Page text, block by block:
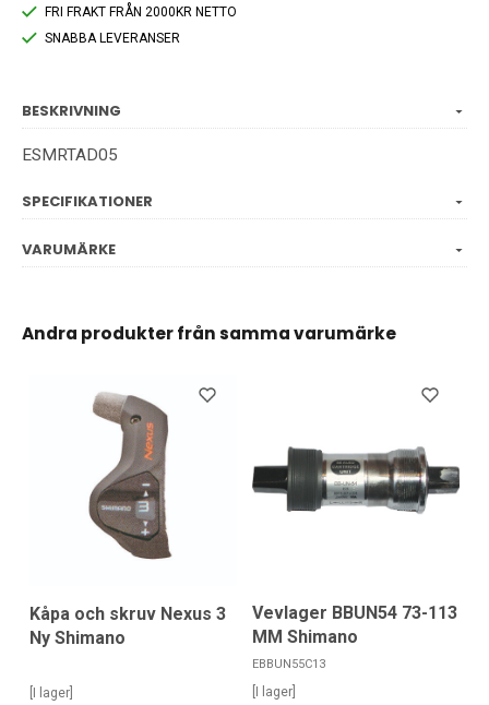
FRI FRAKT FRÅN 2000KR NETTO
SNABBA LEVERANSER
BESKRIVNING
ESMRTAD05
SPECIFIKATIONER
VARUMÄRKE
Andra produkter från samma varumärke
Kåpa och skruv Nexus 3
Ny Shimano
[I lager]
Vevlager BBUN54 73-113
MM Shimano
EBBUN55C13
[I lager]